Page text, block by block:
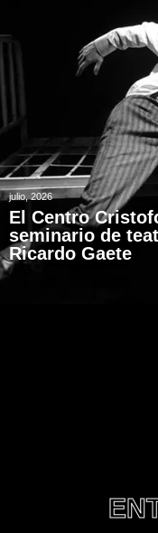
julio, 2026
El Centro
seminario de
Ricardo Gaete